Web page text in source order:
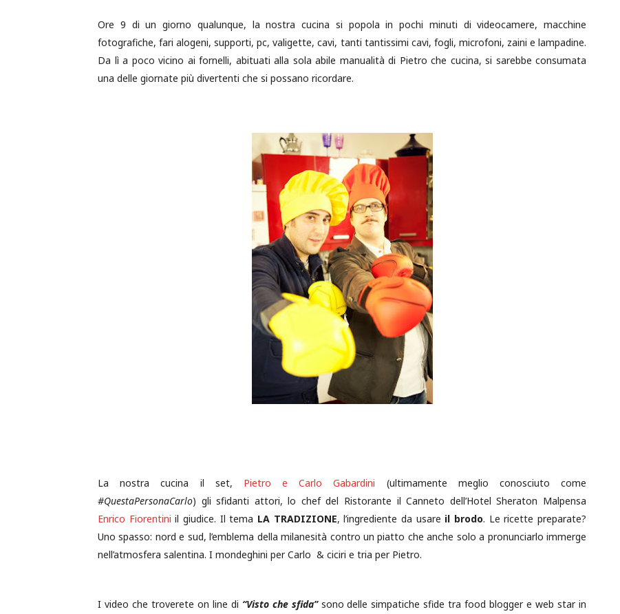
Ore 9 di un giorno qualunque, la nostra cucina si popola in pochi minuti di videocamere, macchine
fotografiche, fari alogeni, supporti, pc, valigette, cavi, tanti tantissimi cavi, fogli, microfoni, zaini e lampadine.
Da lì a poco vicino ai fornelli, abituati alla sola abile manualità di Pietro che cucina, si sarebbe consumata
una delle giornate più divertenti che si possano ricordare.
La nostra cucina il set, Pietro e Carlo Gabardini (ultimamente meglio conosciuto come
#QuestaPersonaCarlo) gli sfidanti attori, lo chef del Ristorante il Canneto dell’Hotel Sheraton Malpensa
Enrico Fiorentini il giudice. Il tema LA TRADIZIONE, l’ingrediente da usare il brodo. Le ricette preparate?
Uno spasso: nord e sud, l’emblema della milanesità contro un piatto che anche solo a pronunciarlo immerge
nell’atmosfera salentina. I mondeghini per Carlo & ciciri e tria per Pietro.
I video che troverete on line di “Visto che sfida”sono delle simpatiche sfide tra food blogger e web star in